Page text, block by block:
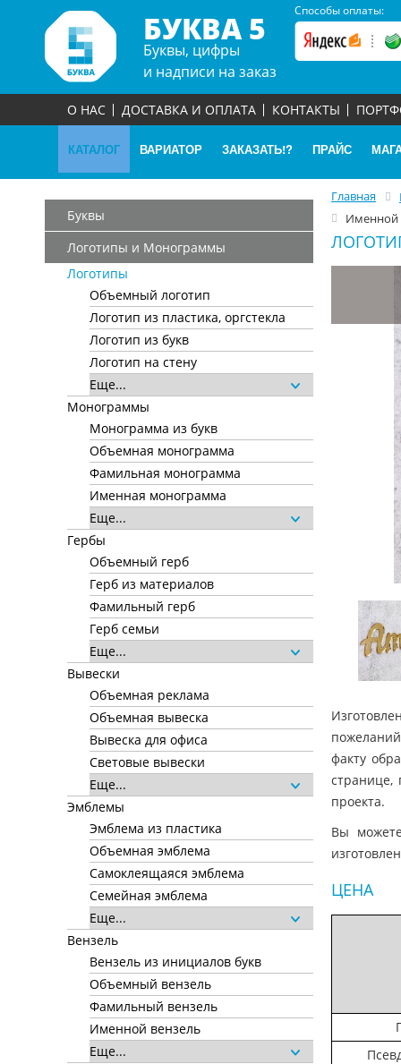
БУКВА 5
Буквы, цифры
и надписи на заказ
Способы оплаты:
О НАС ДОСТАВКА И ОПЛАТА КОНТАКТЫ
КАТАЛОГ ВАРИАТОР ЗАКАЗАТЬ!? ПРАЙС
Главная
Именной
Буквы
Логотипы и Монограммы
Логотипы
Объемный логотип
Логотип из пластика, оргстекла
Логотип из букв
Логотип на стену
Еще...
Монограммы
Монограмма из букв
Объемная монограмма
Фамильная монограмма
Именная монограмма
Еще...
Гербы
Объемный герб
Герб из материалов
Фамильный герб
Герб семьи
Еще...
Вывески
Объемная реклама
Объемная вывеска
Вывеска для офиса
Световые вывески
Еще...
Эмблемы
Эмблема из пластика
Объемная эмблема
Самоклеящаяся эмблема
Семейная эмблема
Еще...
Вензель
Вензель из инициалов букв
Объемный вензель
Фамильный вензель
Именной вензель
Еще...
факту
странице,
проекта.
Вы
ЦЕНА